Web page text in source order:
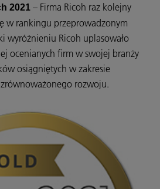
2021 – Firma Ricoh raz kolejny
w rankingu przeprowadzonym
wyróżnieniu Ricoh uplasowało
ocenianych firm w swojej branży
osiągniętych w zakresie
zrównoważonego rozwoju.